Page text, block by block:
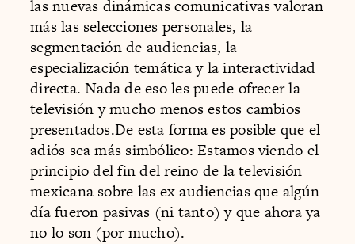
las nuevas dinámicas comunicativas valoran
más las selecciones personales, la
segmentación de audiencias, la
especialización temática y la interactividad
directa. Nada de eso les puede ofrecer la
televisión y mucho menos estos cambios
presentados.De esta forma es posible que el
adiós sea más simbólico: Estamos viendo el
principio del fin del reino de la televisión
mexicana sobre las ex audiencias que algún
día fueron pasivas (ni tanto) y que ahora ya
no lo son (por mucho).